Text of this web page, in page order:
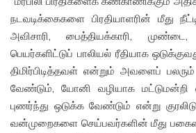
நடவடிக்கைகளை பிரதியாளரின் மீது
அவிசாரி, பைத்தியக்காரி, முண்டை,
பெயர்களிட்டுப் பாலியல் ரீதியாக
திமிர்பிடித்தவள் என்றும் அவளைப்
வேண்டும், யோனி வழியாக மட்டுமன்றி
புணர்ந்து ஒடுக்க வேண்டும் என்று
வன்முறைகளை செய்பவர்களின் மீது